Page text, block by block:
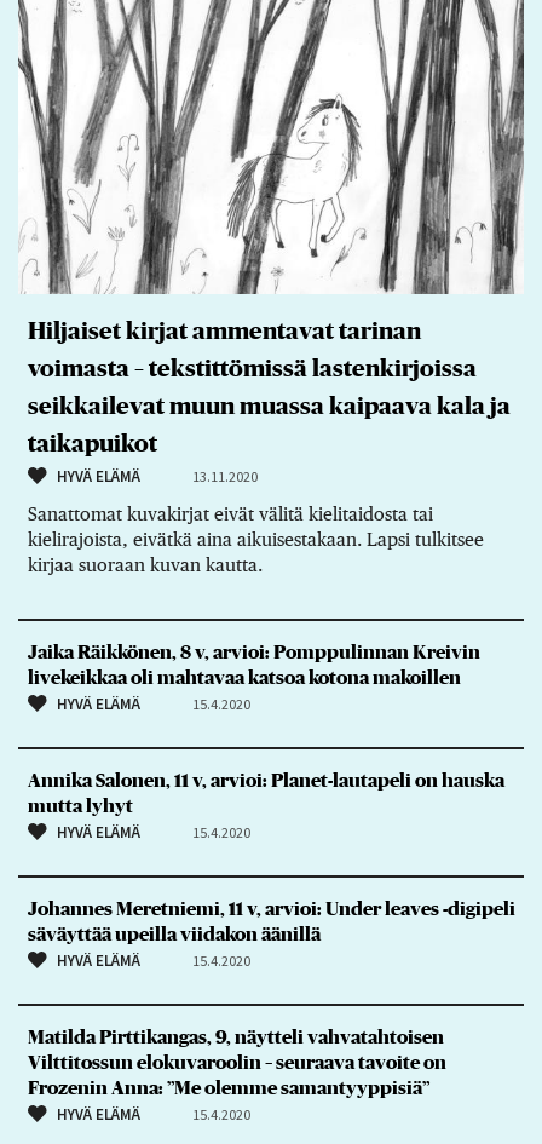
Hiljaiset kirjat ammentavat tarinan
voimasta – tekstittömissä lastenkirjoissa
seikkailevat muun muassa kaipaava kala ja
taikapuikot
HYVÄ ELÄMÄ 13.11.2020
Sanattomat kuvakirjat eivät välitä kielitaidosta tai
kielirajoista, eivätkä aina aikuisestakaan. Lapsi tulkitsee
kirjaa suoraan kuvan kautta.
Jaika Räikkönen, 8 v, arvioi: Pomppulinnan Kreivin
livekeikkaa oli mahtavaa katsoa kotona makoillen
HYVÄ ELÄMÄ 15.4.2020
Annika Salonen, 11 v, arvioi: Planet-lautapeli on hauska
mutta lyhyt
HYVÄ ELÄMÄ 15.4.2020
Johannes Meretniemi, 11 v, arvioi: Under leaves -digipeli
säväyttää upeilla viidakon äänillä
HYVÄ ELÄMÄ 15.4.2020
Matilda Pirttikangas, 9, näytteli vahvatahtoisen
Vilttitossun elokuvaroolin – seuraava tavoite on
Frozenin Anna: ”Me olemme samantyyppisiä”
HYVÄ ELÄMÄ 15.4.2020